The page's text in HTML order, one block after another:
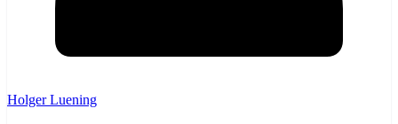
Holger Luening